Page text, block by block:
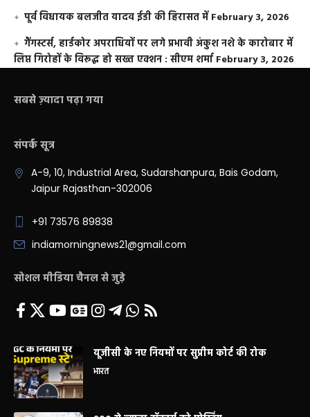
पूर्व विधायक बलजीत यादव ईडी की हिरासत में February 3, 2026
गैंगस्टर्स, हार्डकोर अपराधियों पर लगे प्रभावी अंकुश नशे के कारोबार में
लिप्त गिरोहों के विरूद्ध हो सख्त एक्शन : सीएम शर्मा February 3, 2026
सबसे ज़्यादा पढ़ा गया
संपर्क सूत्र
A-9, 10, Industrial Area, Sudarshanpura, Bais Godam,
Jaipur Rajasthan-302006
+91 73576 89838
indiamorningnews21@gmail.com
सोशल मीडिया चैनल से जुड़े
यूजीसी के नए नियमों पर सुप्रीम कोर्ट की रोक
भारत